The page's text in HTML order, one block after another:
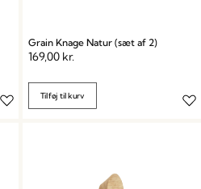
Grain Knage Natur (sæt af 2)
169,00 kr.
Tilføj til kurv